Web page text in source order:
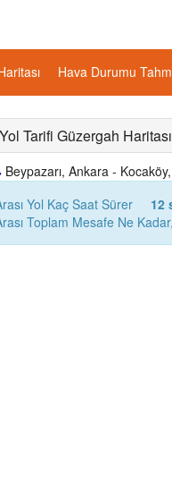
Hava Durumu
Tarifi Güzergah Haritası
Beypazarı, Ankara -
Yol Kaç Saat Sürer
12
Toplam Mesafe Ne